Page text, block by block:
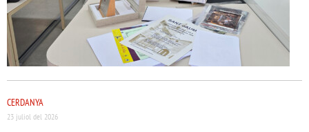
CERDANYA
23 juliol del 2026